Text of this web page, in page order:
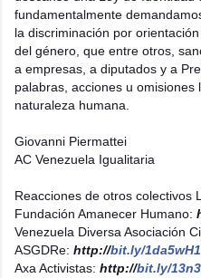
fundamentalmente
la discriminación por
del género, que entre otros,
a empresas, a diputados y a
palabras, acciones u
naturaleza humana.
Giovanni Piermattei
AC Venezuela Igualitaria
Reacciones de otros colectivos
Fundación Amanecer Humano:
Venezuela Diversa Asociación
ASGDRe: http://bit.ly/1da5wH1
Axa Activistas: http://bit.ly/